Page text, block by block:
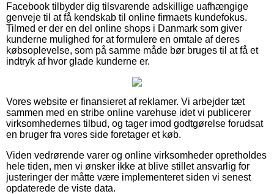
Facebook tilbyder dig tilsvarende adskillige uafhængige
genveje til at få kendskab til online firmaets kundefokus.
Tilmed er der en del online shops i Danmark som giver
kunderne mulighed for at formulere en omtale af deres
købsoplevelse, som på samme måde bør bruges til at få et
indtryk af hvor glade kunderne er.
Vores website er finansieret af reklamer. Vi arbejder tæt
sammen med en stribe online varehuse idet vi publicerer
virksomhedernes tilbud, og tager imod godtgørelse forudsat
en bruger fra vores side foretager et køb.
Viden vedrørende varer og online virksomheder opretholdes
hele tiden, men vi ønsker ikke at blive stillet ansvarlig for
justeringer der måtte være implementeret siden vi senest
opdaterede de viste data.